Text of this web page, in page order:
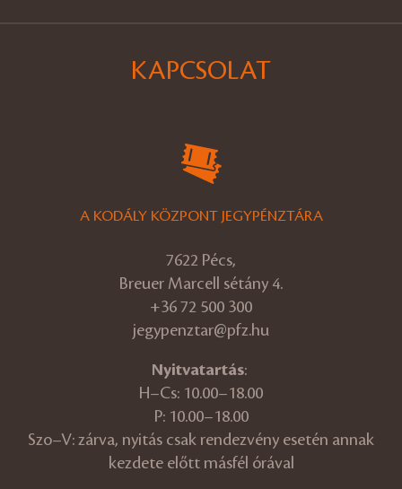
KAPCSOLAT
A KODÁLY KÖZPONT JEGYPÉNZTÁRA
7622 Pécs,
Breuer Marcell sétány 4.
+36 72 500 300
jegypenztar@pfz.hu
Nyitvatartás:
H–Cs: 10.00–18.00
P: 10.00–18.00
Szo–V: zárva, nyitás csak rendezvény esetén annak
kezdete előtt másfél órával